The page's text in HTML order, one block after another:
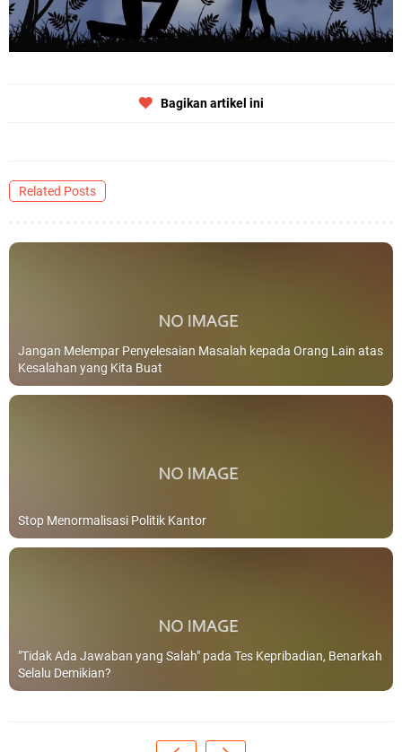
Bagikan artikel ini
Related Posts
Jangan Melempar Penyelesaian Masalah kepada Orang Lain atas
Kesalahan yang Kita Buat
Stop Menormalisasi Politik Kantor
"Tidak Ada Jawaban yang Salah" pada Tes Kepribadian, Benarkah
Selalu Demikian?